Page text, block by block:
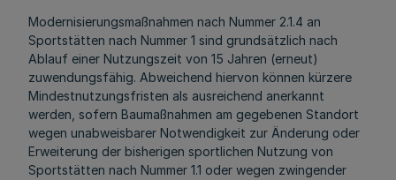
Modernisierungsmaßnahmen nach Nummer 2.1.4 an
Sportstätten nach Nummer 1 sind grundsätzlich nach
Ablauf einer Nutzungszeit von 15 Jahren (erneut)
zuwendungsfähig. Abweichend hiervon können kürzere
Mindestnutzungsfristen als ausreichend anerkannt
werden, sofern Baumaßnahmen am gegebenen Standort
wegen unabweisbarer Notwendigkeit zur Änderung oder
Erweiterung der bisherigen sportlichen Nutzung von
Sportstätten nach Nummer 1.1 oder wegen zwingender